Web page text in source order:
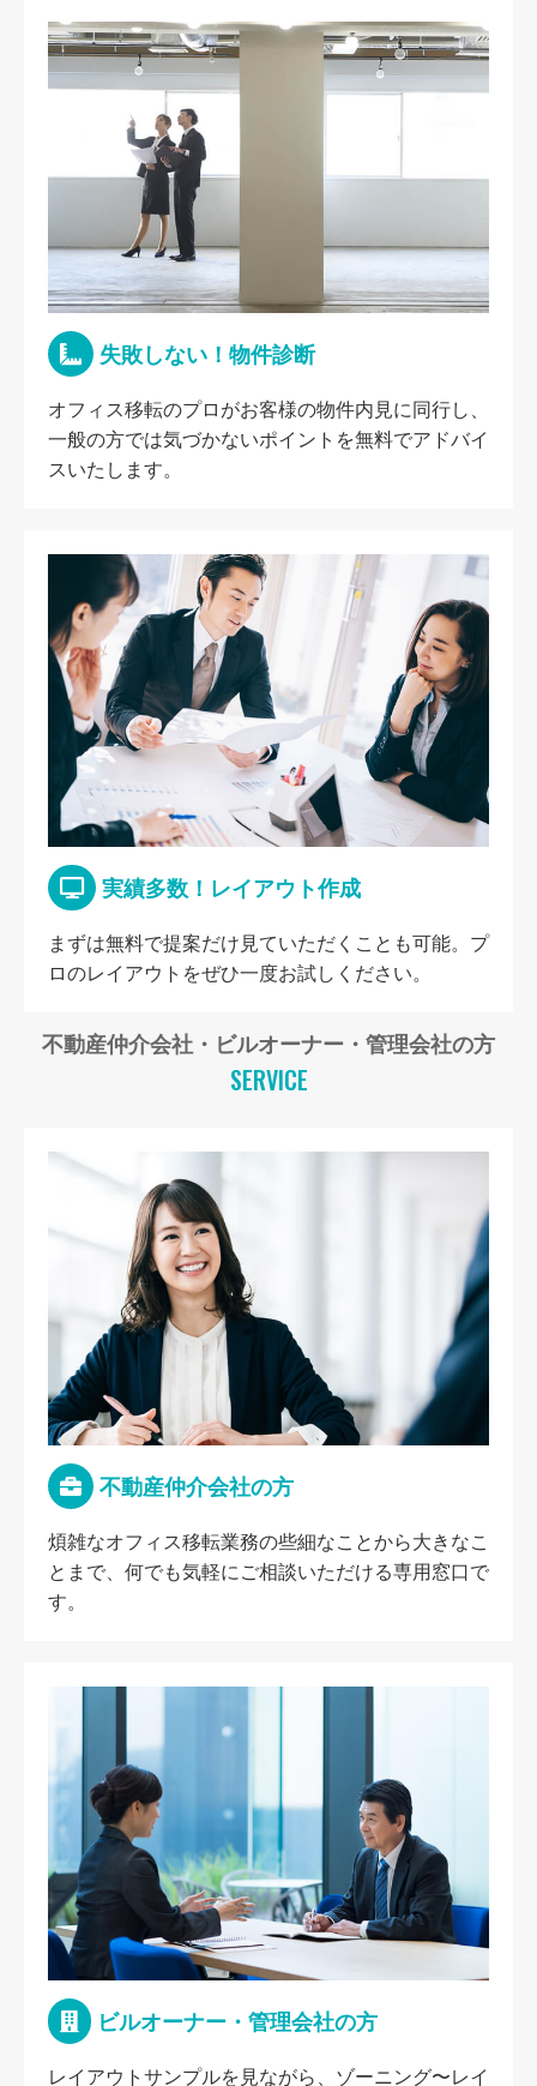
失敗しない！物件診断
オフィス移転のプロがお客様の物件内見に同行し、
一般の方では気づかないポイントを無料でアドバイ
スいたします。
実績多数！レイアウト作成
まずは無料で提案だけ見ていただくことも可能。プ
ロのレイアウトをぜひ一度お試しください。
不動産仲介会社・ビルオーナー・管理会社の方
SERVICE
不動産仲介会社の方
煩雑なオフィス移転業務の些細なことから大きなこ
とまで、何でも気軽にご相談いただける専用窓口で
す。
ビルオーナー・管理会社の方
レイアウトサンプルを見ながら、ゾーニング〜レイ